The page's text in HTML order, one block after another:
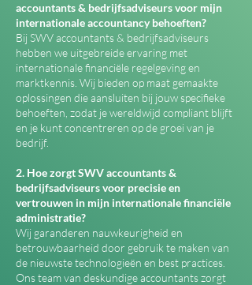
accountants & bedrijfsadviseurs voor mijn
internationale accountancy behoeften?
Bij SWV accountants & bedrijfsadviseurs
hebben we uitgebreide ervaring met
internationale financiële regelgeving en
marktkennis. Wij bieden op maat gemaakte
oplossingen die aansluiten bij jouw specifieke
behoeften, zodat je wereldwijd compliant blijft
en je kunt concentreren op de groei van je
bedrijf.
2. Hoe zorgt SWV accountants &
bedrijfsadviseurs voor precisie en
vertrouwen in mijn internationale financiële
administratie?
Wij garanderen nauwkeurigheid en
betrouwbaarheid door gebruik te maken van
de nieuwste technologieën en best practices.
Ons team van deskundige accountants zorgt